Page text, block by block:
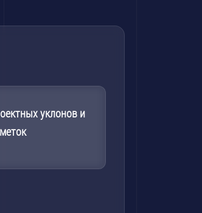
уклонов и